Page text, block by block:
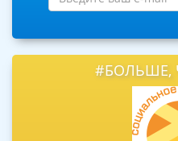
#БОЛЬШЕ,